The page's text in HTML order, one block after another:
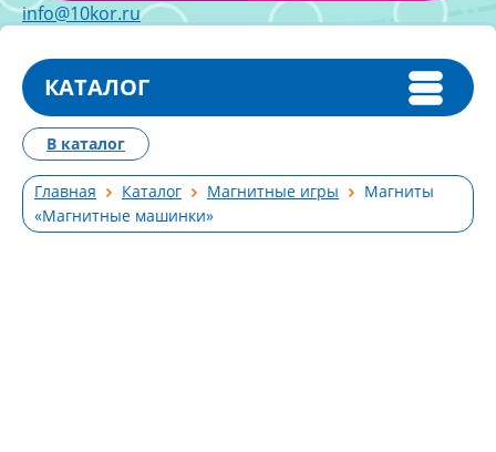
info@10kor.ru
КАТАЛОГ
Главная Каталог Магнитные игры
Магниты
«Магнитные машинки»
В каталог